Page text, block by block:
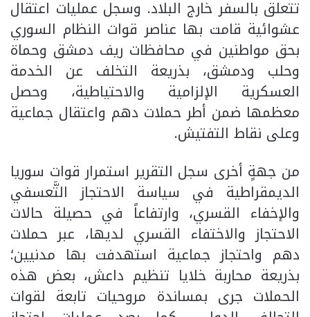
تتعلق بالسفر خارج البلاد. وسجل عمليات اعتقال
عشوائية قامت بها عناصر قوات النظام السوري
بحق مواطنين في محافظات ريف دمشق وحماة
وحلب ودمشق، بذريعة التخلف عن الخدمة
العسكرية الإلزامية والاحتياطية، وحصل
معظمها ضمن أطر حملات دهم واعتقال جماعية
وعلى نقاط التفتيش.
من جهةٍ أخرى سجل التقرير استمرار قوات سوريا
الديمقراطية في سياسة الاحتجاز التَّعسفي
والإخفاء القسري، وارتفاعاً في حصيلة حالات
الاحتجاز والاختفاء القسري لديها، عبر حملات
دهم واحتجاز جماعية استهدفت بها مدنيين؛
بذريعة محاربة خلايا تنظيم داعش، بعض هذه
الحملات جرى بمساندة مروحيات تابعة لقوات